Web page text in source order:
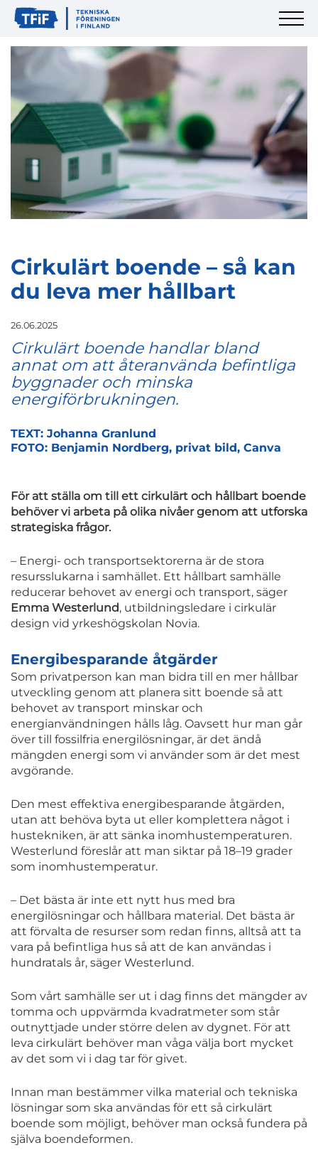
Cirkulärt boende – så kan
du leva mer hållbart
26.06.2025
Cirkulärt boende handlar bland
annat om att återanvända befintliga
byggnader och minska
energiförbrukningen.
TEXT: Johanna Granlund
FOTO: Benjamin Nordberg, privat bild, Canva
För att ställa om till ett cirkulärt och hållbart boende
behöver vi arbeta på olika nivåer genom att utforska
strategiska frågor.
– Energi- och transportsektorerna är de stora
resursslukarna i samhället. Ett hållbart samhälle
reducerar behovet av energi och transport, säger
Emma Westerlund, utbildningsledare i cirkulär
design vid yrkeshögskolan Novia.
Energibesparande åtgärder
Som privatperson kan man bidra till en mer hållbar
utveckling genom att planera sitt boende så att
behovet av transport minskar och
energianvändningen hålls låg. Oavsett hur man går
över till fossilfria energilösningar, är det ändå
mängden energi som vi använder som är det mest
avgörande.
Den mest effektiva energibesparande åtgärden,
utan att behöva byta ut eller komplettera något i
hustekniken, är att sänka inomhustemperaturen.
Westerlund föreslår att man siktar på 18–19 grader
som inomhustemperatur.
– Det bästa är inte ett nytt hus med bra
energilösningar och hållbara material. Det bästa är
att förvalta de resurser som redan finns, alltså att ta
vara på befintliga hus så att de kan användas i
hundratals år, säger Westerlund.
Som vårt samhälle ser ut i dag finns det mängder av
tomma och uppvärmda kvadratmeter som står
outnyttjade under större delen av dygnet. För att
leva cirkulärt behöver man våga välja bort mycket
av det som vi i dag tar för givet.
Innan man bestämmer vilka material och tekniska
lösningar som ska användas för ett så cirkulärt
boende som möjligt, behöver man också fundera på
själva boendeformen.